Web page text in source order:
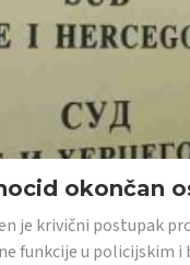
okončan
je krivični postupak
funkcije u policijskim